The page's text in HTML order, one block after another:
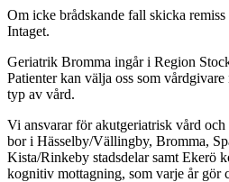
Om icke brådskande fall skicka
Intaget.
Geriatrik Bromma ingår i Region
Patienter kan välja oss som
typ av vård.
Vi ansvarar för akutgeriatrisk vård
bor i Hässelby/Vällingby, Bromma,
Kista/Rinkeby stadsdelar samt Ekerö
kognitiv mottagning, som varje år gör